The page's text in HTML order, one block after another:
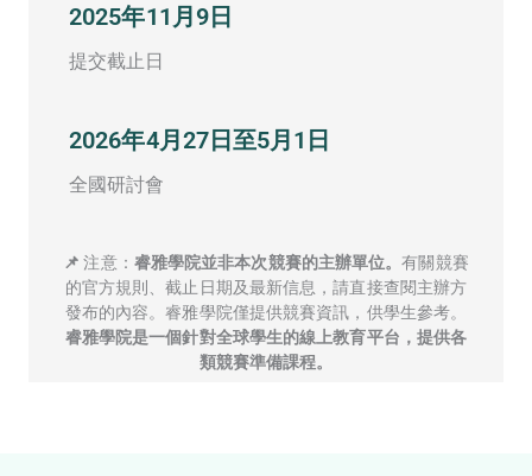
2025年11月9日
提交截止日
2026年4月27日至5月1日
全國研討會
📌注意： 睿雅學院並非本次競賽的主辦單位。有關競賽
的官方規則、截止日期及最新信息，請直接查閱主辦方
發布的內容。睿雅學院僅提供競賽資訊，供學生參考。
睿雅學院是一個針對全球學生的線上教育平台，提供各
類競賽準備課程。